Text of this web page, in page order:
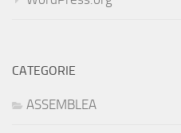
CATEGORIE
ASSEMBLEA